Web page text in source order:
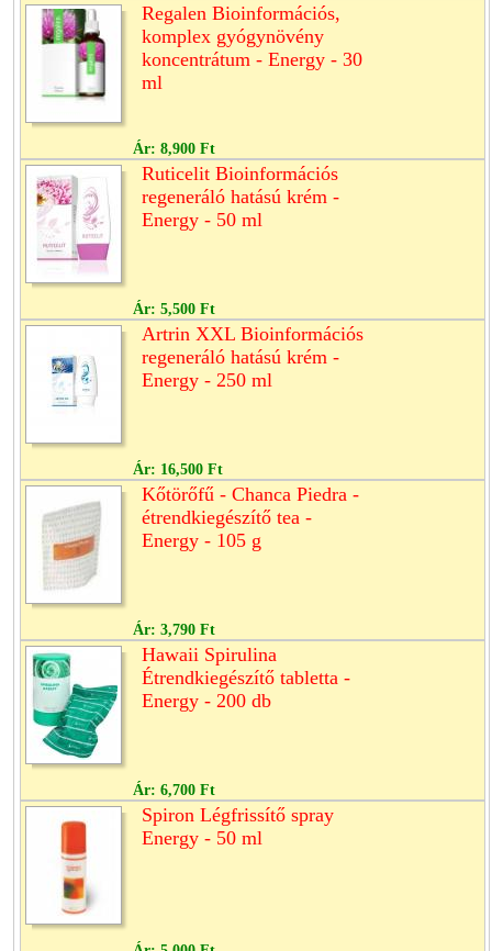
Regalen Bioinformációs,
komplex gyógynövény
koncentrátum - Energy - 30
ml
Ár: 8,900 Ft
Ruticelit Bioinformációs
regeneráló hatású krém -
Energy - 50 ml
Ár: 5,500 Ft
Artrin XXL Bioinformációs
regeneráló hatású krém -
Energy - 250 ml
Ár: 16,500 Ft
Kőtörőfű - Chanca Piedra -
étrendkiegészítő tea -
Energy - 105 g
Ár: 3,790 Ft
Hawaii Spirulina
Étrendkiegészítő tabletta -
Energy - 200 db
Ár: 6,700 Ft
Spiron Légfrissítő spray
Energy - 50 ml